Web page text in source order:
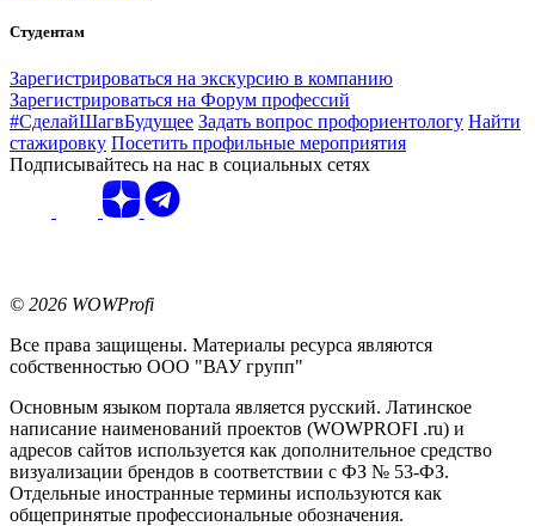
Студентам
Зарегистрироваться на экскурсию в компанию
Зарегистрироваться на Форум профессий
#СделайШагвБудущее Задать вопрос профориентологу Найти
стажировку Посетить профильные мероприятия
Подписывайтесь на нас в социальных сетях
© 2026 WOWProfi
Все права защищены. Материалы ресурса являются
собственностью ООО "ВАУ групп"
Основным языком портала является русский. Латинское
написание наименований проектов (WOWPROFI .ru) и
адресов сайтов используется как дополнительное средство
визуализации брендов в соответствии с ФЗ № 53-ФЗ.
Отдельные иностранные термины используются как
общепринятые профессиональные обозначения.